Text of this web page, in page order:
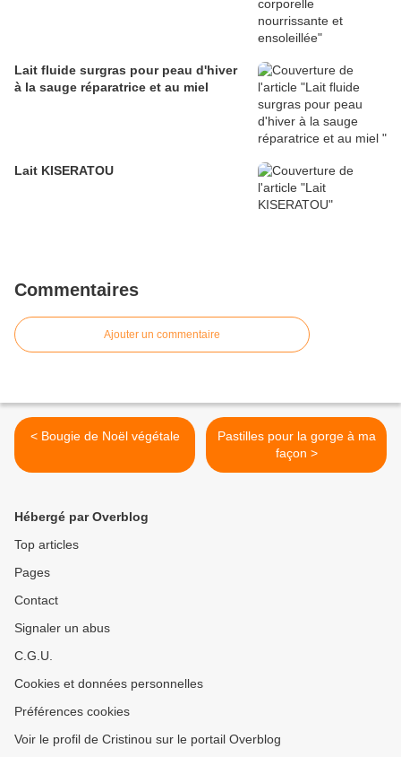
Lait fluide surgras pour peau d'hiver
à la sauge réparatrice et au miel
Lait KISERATOU
Commentaires
Ajouter un commentaire
< Bougie de Noël végétale
Pastilles pour la gorge à ma
façon >
Hébergé par Overblog
Top articles
Pages
Contact
Signaler un abus
C.G.U.
Cookies et données personnelles
Préférences cookies
Voir le profil de Cristinou sur le portail Overblog